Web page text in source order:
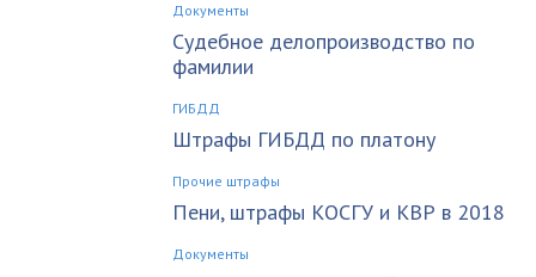
Документы
Судебное делопроизводство по
фамилии
ГИБДД
Штрафы ГИБДД по платону
Прочие штрафы
Пени, штрафы КОСГУ и КВР в 2018
Документы